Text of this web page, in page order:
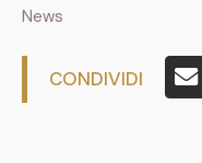
News
CONDIVIDI